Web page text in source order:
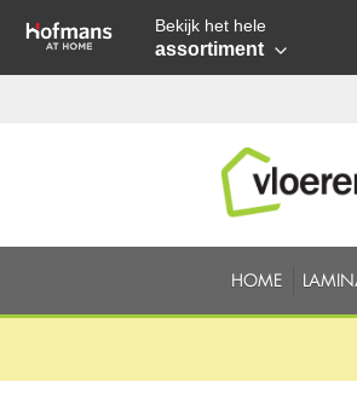
Bekijk het hele
assortiment
HOME